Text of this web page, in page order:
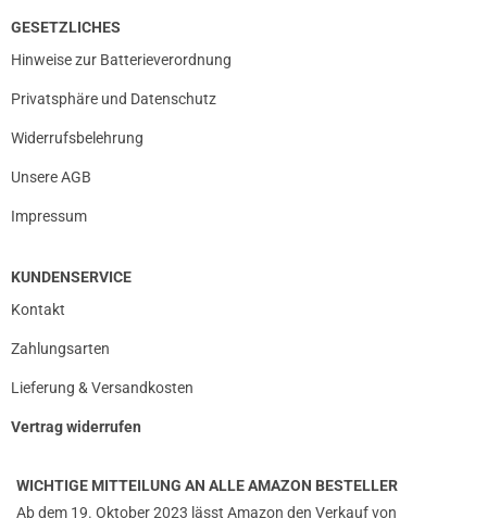
GESETZLICHES
Hinweise zur Batterieverordnung
Privatsphäre und Datenschutz
Widerrufsbelehrung
Unsere AGB
Impressum
KUNDENSERVICE
Kontakt
Zahlungsarten
Lieferung & Versandkosten
Vertrag widerrufen
WICHTIGE MITTEILUNG AN ALLE AMAZON BESTELLER
Ab dem 19. Oktober 2023 lässt Amazon den Verkauf von